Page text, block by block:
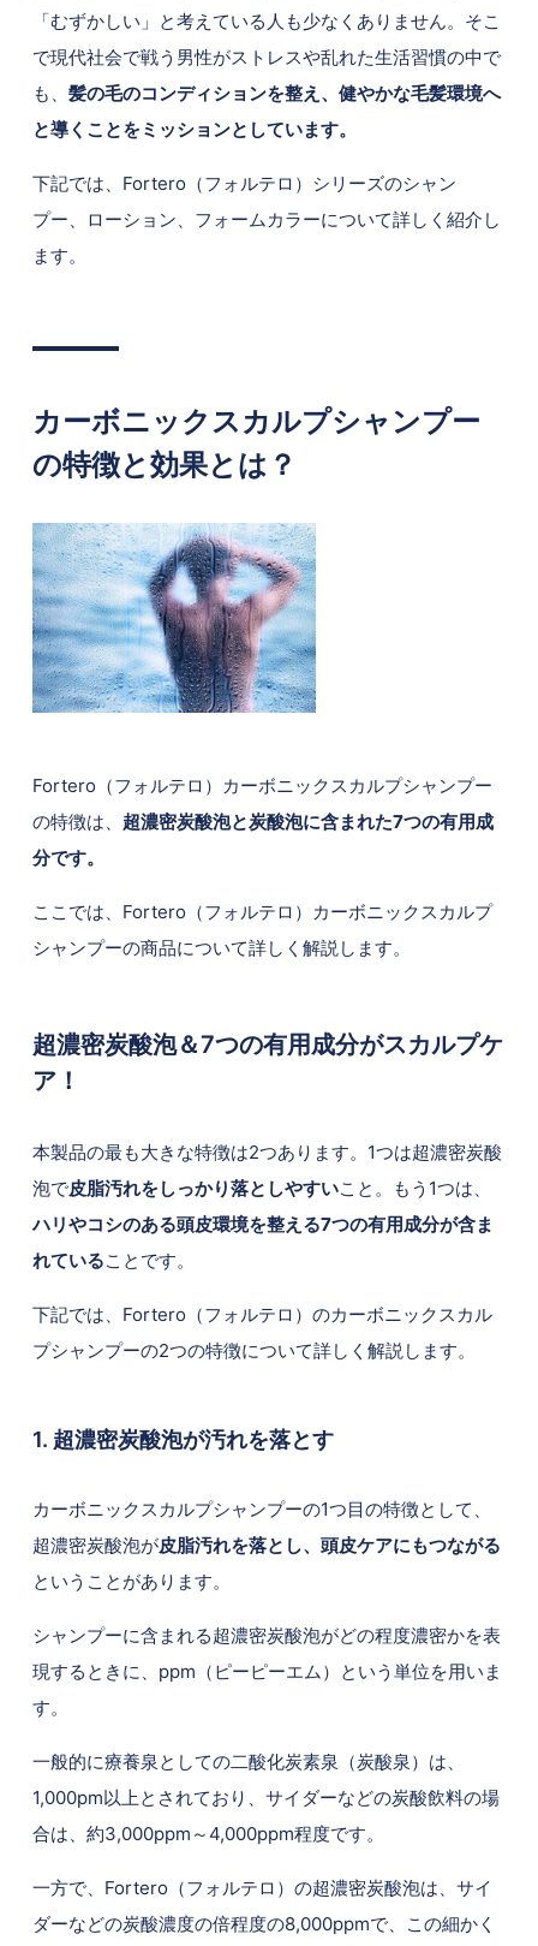
「むずかしい」と考えている人も少なくありません。そこ
で現代社会で戦う男性がストレスや乱れた生活習慣の中で
も、 髪の毛のコンディションを整え、健やかな毛髪環境へ
と導くことをミッションとしています。
下記では、Fortero（フォルテロ）シリーズのシャン
プー、ローション、フォームカラーについて詳しく紹介し
ます。
カーボニックスカルプシャンプー
の特徴と効果とは？
Fortero（フォルテロ）カーボニックスカルプシャンプー
の特徴は、 超濃密炭酸泡と炭酸泡に含まれた7つの有用成
分です。
ここでは、Fortero（フォルテロ）カーボニックスカルプ
シャンプーの商品について詳しく解説します。
超濃密炭酸泡＆7つの有用成分がスカルプケ
ア！
本製品の最も大きな特徴は2つあります。1つは超濃密炭酸
泡で皮脂汚れをしっかり落としやすいこと。もう1つは、
ハリやコシのある頭皮環境を整える7つの有用成分が含ま
れていることです。
下記では、Fortero（フォルテロ）のカーボニックスカル
プシャンプーの2つの特徴について詳しく解説します。
1. 超濃密炭酸泡が汚れを落とす
カーボニックスカルプシャンプーの1つ目の特徴として、
超濃密炭酸泡が皮脂汚れを落とし、頭皮ケアにもつながる
ということがあります。
シャンプーに含まれる超濃密炭酸泡がどの程度濃密かを表
現するときに、ppm（ピーピーエム）という単位を用いま
す。
一般的に療養泉としての二酸化炭素泉（炭酸泉）は、
1,000pm以上とされており、サイダーなどの炭酸飲料の場
合は、約3,000ppm～4,000ppm程度です。
一方で、Fortero（フォルテロ）の超濃密炭酸泡は、サイ
ダーなどの炭酸濃度の倍程度の8,000ppmで、この細かく